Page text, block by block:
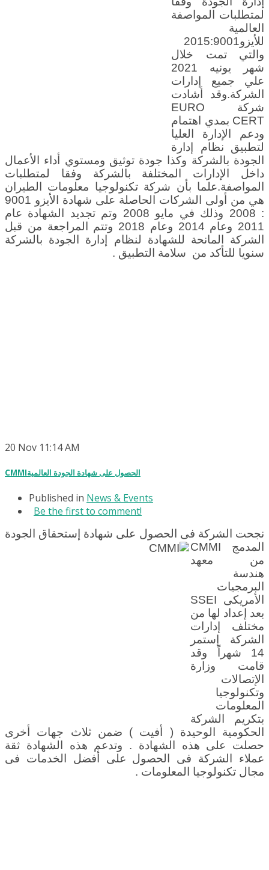
لمتطلبات المواصفة
العالمية
للأيزو2015:9001
والتي تمت خلال
شهر يونيه 2021
علي جميع إدارات
الشركة.وقد أشادت
شركة EURO
CERT بمدي اهتمام
ودعم الإدارة العليا
لتطبيق نظام إدارة
الجودة بالشركة وكذا جودة توثيق ومستوي أداء الأعمال
داخل الإدارات المختلفة بالشركة وفقا لمتطلبات
المواصفة.علما بأن شركة تكنولوجيا معلومات الطيران
هي من أولى الشركات الحاصلة على شهادة الأيزو 9001
: 2008 وذلك في مايو 2008 وتم تجديد الشهادة عام
2011 وعام 2014 وعام 2018 وتتم المراجعة من قبل
الشركة المانحة للشهادة لنظام إدارة الجودة بالشركة
سنويا للتأكد من سلامة التطبيق .
20 Nov 11:14 AM
CMMIالحصول على شهادة الجودة العالمية
Published in News & Events
Be the first to comment!
نجحت الشركة فى الحصول على شهادة إستحقاق الجودة
المدمج CMMI
من معهد
هندسة
البرمجيات
الأمريكى SSEI
بعد إعداد لها من
مختلف إدارات
الشركة إستمر
14 شهراً وقد
قامت وزارة
الإتصالات
وتكنولوجيا
المعلومات
بتكريم الشركة
الحكومية الوحيدة ( أفيت ) ضمن ثلاث جهات أخرى
حصلت على هذه الشهادة . وتدعم هذه الشهادة ثقة
عملاء الشركة فى الحصول على أفضل الخدمات فى
مجال تكنولوجيا المعلومات .